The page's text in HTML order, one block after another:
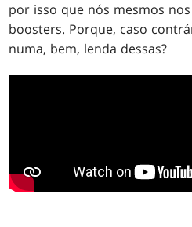
por isso que nós mesmos
boosters. Porque, caso
numa, bem, lenda dessas?